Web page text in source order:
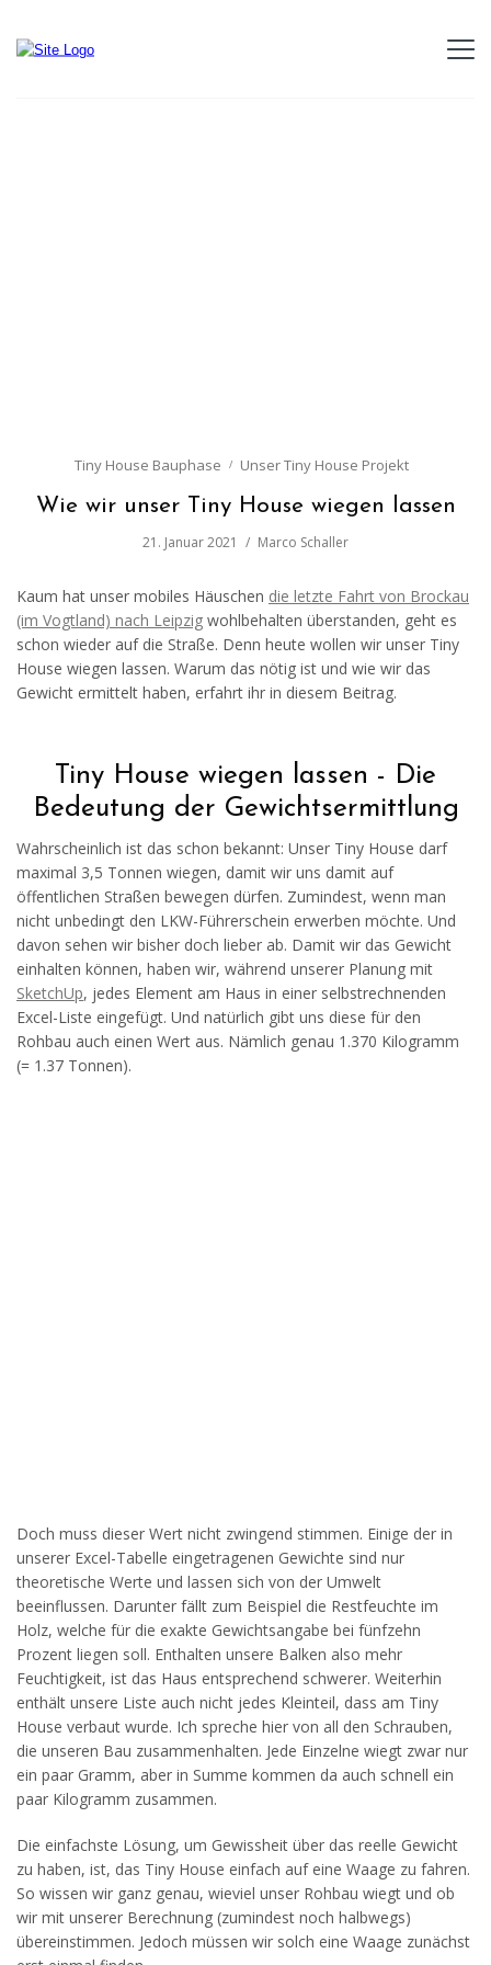
Tiny House Bauphase Unser Tiny House Projekt
Wie wir unser Tiny House wiegen lassen
21. Januar 2021 Marco Schaller
Kaum hat unser mobiles Häuschen die letzte Fahrt von Brockau
(im Vogtland) nach Leipzig wohlbehalten überstanden, geht es
schon wieder auf die Straße. Denn heute wollen wir unser Tiny
House wiegen lassen. Warum das nötig ist und wie wir das
Gewicht ermittelt haben, erfahrt ihr in diesem Beitrag.
Tiny House wiegen lassen - Die
Bedeutung der Gewichtsermittlung
Wahrscheinlich ist das schon bekannt: Unser Tiny House darf
maximal 3,5 Tonnen wiegen, damit wir uns damit auf
öffentlichen Straßen bewegen dürfen. Zumindest, wenn man
nicht unbedingt den LKW-Führerschein erwerben möchte. Und
davon sehen wir bisher doch lieber ab. Damit wir das Gewicht
einhalten können, haben wir, während unserer Planung mit
SketchUp, jedes Element am Haus in einer selbstrechnenden
Excel-Liste eingefügt. Und natürlich gibt uns diese für den
Rohbau auch einen Wert aus. Nämlich genau 1.370 Kilogramm
(= 1.37 Tonnen).
Doch muss dieser Wert nicht zwingend stimmen. Einige der in
unserer Excel-Tabelle eingetragenen Gewichte sind nur
theoretische Werte und lassen sich von der Umwelt
beeinflussen. Darunter fällt zum Beispiel die Restfeuchte im
Holz, welche für die exakte Gewichtsangabe bei fünfzehn
Prozent liegen soll. Enthalten unsere Balken also mehr
Feuchtigkeit, ist das Haus entsprechend schwerer. Weiterhin
enthält unsere Liste auch nicht jedes Kleinteil, dass am Tiny
House verbaut wurde. Ich spreche hier von all den Schrauben,
die unseren Bau zusammenhalten. Jede Einzelne wiegt zwar nur
ein paar Gramm, aber in Summe kommen da auch schnell ein
paar Kilogramm zusammen.
Die einfachste Lösung, um Gewissheit über das reelle Gewicht
zu haben, ist, das Tiny House einfach auf eine Waage zu fahren.
So wissen wir ganz genau, wieviel unser Rohbau wiegt und ob
wir mit unserer Berechnung (zumindest noch halbwegs)
übereinstimmen. Jedoch müssen wir solch eine Waage zunächst